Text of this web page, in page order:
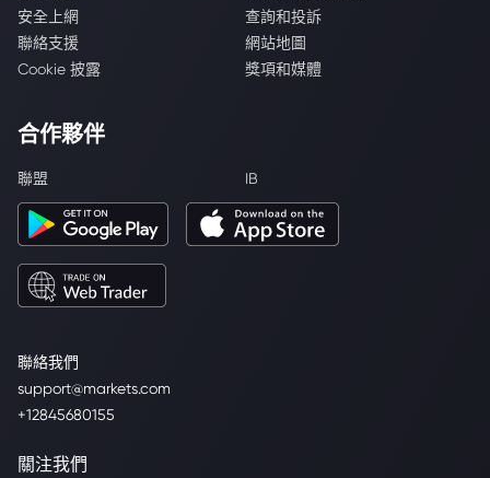
聯絡我們
support@markets.com
+12845680155
安全上網
查詢和投訴
聯絡支援
網站地圖
Cookie 披露
獎項和媒體
合作夥伴
聯盟 IB
關注我們